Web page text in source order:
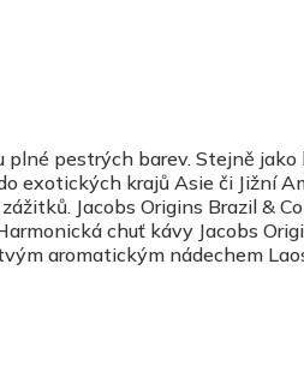
plné pestrých barev. Stejně
exotických krajů Asie či Jižní
Jacobs Origins Brazil &
chuť kávy Jacobs
aromatickým nádechem